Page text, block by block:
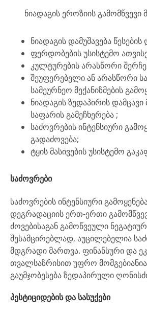
ნიადაგის ეროზიის გამომწვევი
ნიადაგის დამუშავება
ფერდობების უსისტემო
კულტურების არასწორი
შეუფერებელი ან არასწორი
სამეურნეო მექანიზმების
ნიადაგის ზედაპირის
საფარის გამეჩხერება ;
საძოვრების ინტენსიური
გადაძოვება;
ტყის მასივების უსისტემო
საძოვრები
საძოვრების ინტენსიური
დეგრადაციის ერთ-ერთი
ძოვებისაგან გამოწვეული
შესამცირებლად, აუცილებელია
მდგრადი მართვა. ფინანსური და
თვალსაზრისით უფრო
გაუმჯობესება ზედაპირული
პესტიციდების და სასუქები